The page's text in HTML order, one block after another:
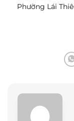
Phường Lái